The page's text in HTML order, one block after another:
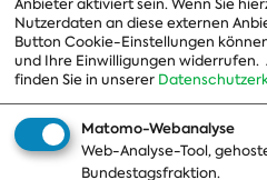
Anbieter aktiviert sein. Wenn Sie
Nutzerdaten an diese externen
Button Cookie-Einstellungen
und Ihre Einwilligungen widerrufen.
finden Sie in unserer
Matomo-Webanalyse
Web-Analyse-Tool,
Bundestagsfraktion.